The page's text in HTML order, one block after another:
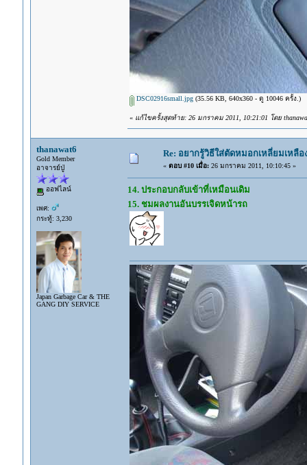
DSC02916small.jpg(35.56 KB, 640x360 - ดู 10046 ครั้ง.)
« แก้ไขครั้งสุดท้าย: 26 มกราคม 2011, 10:21:01 โดย
thanawat6
Gold Member
อาจารย์ปู่
ออฟไลน์
เพศ:
กระทู้: 3,230
Japan Garbage Car & THE
GANG DIY SERVICE
Re: อยากรู้วิธีใส่ตัดหมอกเหลี่ยมเหลือ
« ตอบ #10 เมื่อ:26 มกราคม 2011, 10:10:45 »
14. ประกอบกลับเข้าที่เหมือนเดิม
15. ชมผลงานอันบรรเจิดหน้ารถ